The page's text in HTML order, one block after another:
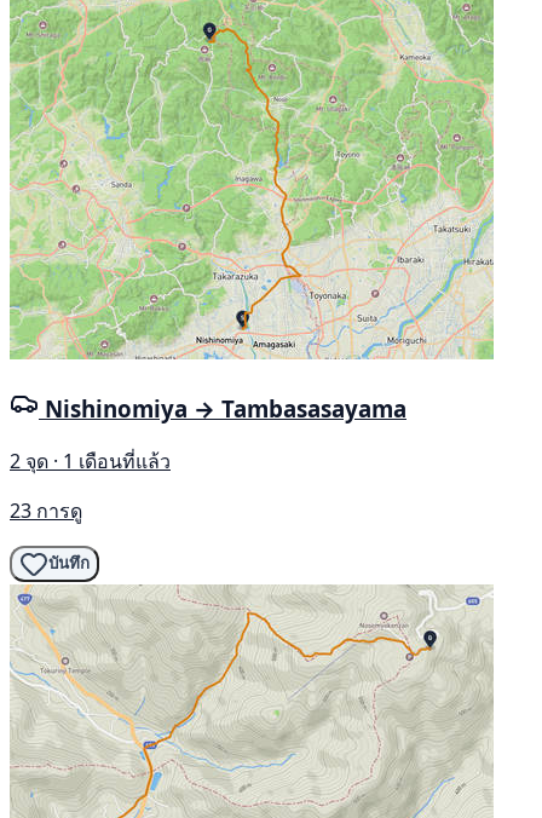
Nishinomiya → Tambasasayama
2 จุด · 1 เดือนที่แล้ว
23 การดู
บันทึก